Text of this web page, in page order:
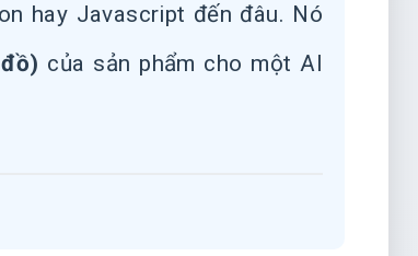
hay Javascript đến đâu. Nó
của sản phẩm cho một AI